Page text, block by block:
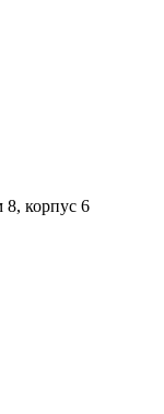
8, корпус 6